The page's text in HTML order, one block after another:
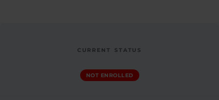
CURRENT STATUS
NOT ENROLLED